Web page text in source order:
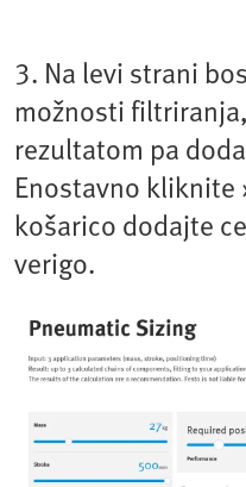
3. Na levi strani
možnosti
rezultatom pa
Enostavno kliknite
košarico dodajte
verigo.